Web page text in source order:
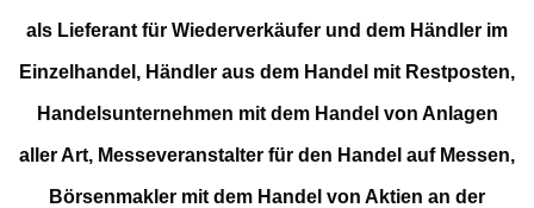
als Lieferant für Wiederverkäufer und dem Händler im
Einzelhandel, Händler aus dem Handel mit Restposten,
Handelsunternehmen mit dem Handel von Anlagen
aller Art, Messeveranstalter für den Handel auf Messen,
Börsenmakler mit dem Handel von Aktien an der